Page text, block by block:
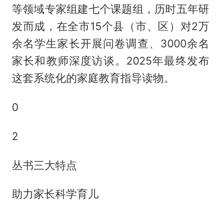
等领域专家组建七个课题组，历时五年研
发而成，在全市15个县（市、区）对2万
余名学生家长开展问卷调查、3000余名
家长和教师深度访谈。2025年最终发布
这套系统化的家庭教育指导读物。
0
2
丛书三大特点
助力家长科学育儿